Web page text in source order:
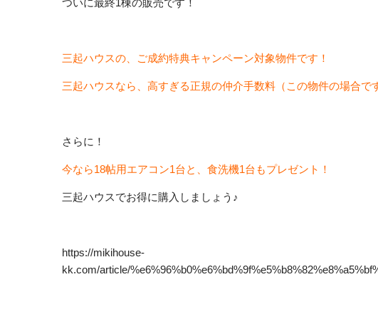
ついに最終1棟の販売です！
三起ハウスの、ご成約特典キャンペーン対象物件です！
三起ハウスなら、高すぎる正規の仲介手数料（この物件の場合
さらに！
今なら18帖用エアコン1台と、食洗機1台もプレゼント！
三起ハウスでお得に購入しましょう♪
https://mikihouse-
kk.com/article/